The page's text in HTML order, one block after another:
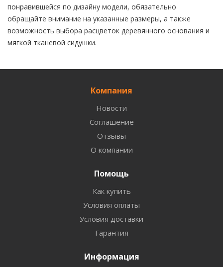
понравившейся по дизайну модели, обязательно
обращайте внимание на указанные размеры, а также
возможность выбора расцветок деревянного основания и
мягкой тканевой сидушки.
Компания
Новости
Соглашение
Отзывы
О компании
Помощь
Как купить
Условия оплаты
Условия доставки
Гарантия
Информация